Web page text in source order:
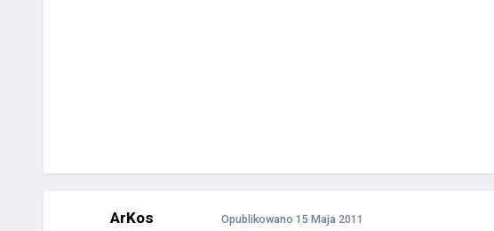
ArKos Opublikowano 15 Maja 2011